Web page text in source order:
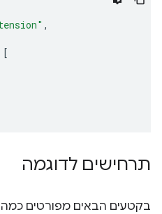
,
[
תרחישים לדוגמה
בקטעים הבאים מפורטים כמה